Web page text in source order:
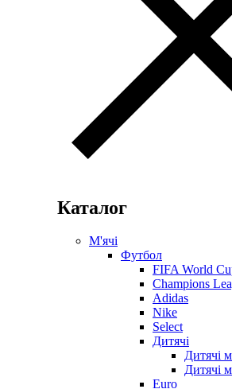
Каталог
М'ячі
Футбол
FIFA World
Champions
Adidas
Nike
Select
Дитячі
Дитячі
Дитячі
Euro